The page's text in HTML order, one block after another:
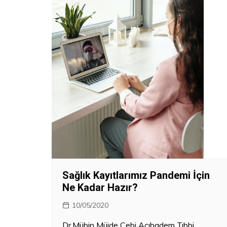
Kanun – Politika
Sağlık Kayıtlarımız Pandemi İçin
Ne Kadar Hazır?
10/05/2020
Dr.Mübin Müjde Çebi Acıbadem Tıbbi